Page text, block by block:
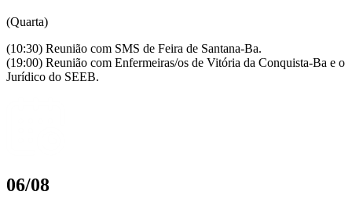
(Quarta)
(10:30) Reunião com SMS de Feira de Santana-Ba.
(19:00) Reunião com Enfermeiras/os de Vitória da Conquista-Ba e o
Jurídico do SEEB.
06/08